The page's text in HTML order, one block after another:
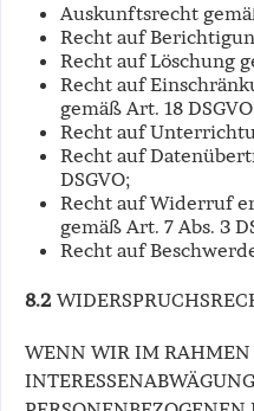
Auskunftsrecht
Recht auf
Recht auf Löschung
Recht auf
gemäß Art. 18
Recht auf
Recht auf
DSGVO;
Recht auf Widerruf
gemäß Art. 7 Abs. 3
Recht auf
8.2
WENN WIR IM RAHMEN